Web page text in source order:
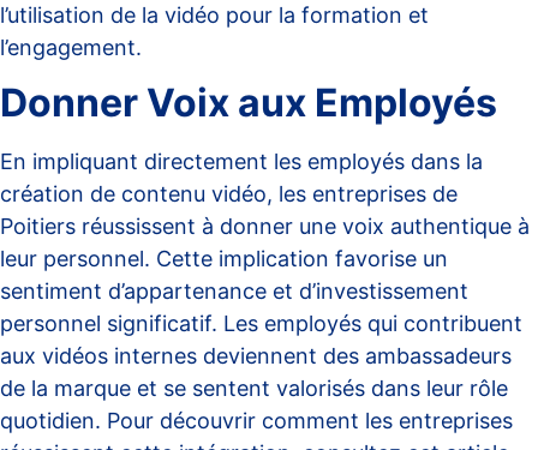
l’utilisation de la vidéo pour la formation et
l’engagement.
Donner Voix aux Employés
En impliquant directement les employés dans la
création de contenu vidéo, les entreprises de
Poitiers réussissent à donner une voix authentique à
leur personnel. Cette implication favorise un
sentiment d’appartenance et d’investissement
personnel significatif. Les employés qui contribuent
aux vidéos internes deviennent des ambassadeurs
de la marque et se sentent valorisés dans leur rôle
quotidien. Pour découvrir comment les entreprises